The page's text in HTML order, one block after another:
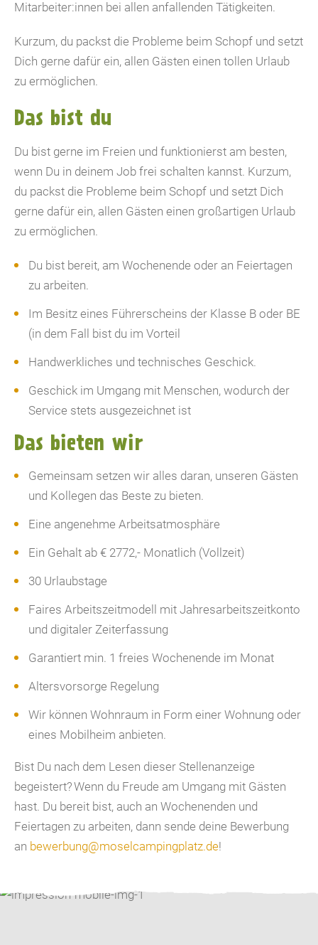
Mitarbeiter:innen bei allen anfallenden Tätigkeiten.
Kurzum, du packst die Probleme beim Schopf und setzt
Dich gerne dafür ein, allen Gästen einen tollen Urlaub
zu ermöglichen.
Das bist du
Du bist gerne im Freien und funktionierst am besten,
wenn Du in deinem Job frei schalten kannst. Kurzum,
du packst die Probleme beim Schopf und setzt Dich
gerne dafür ein, allen Gästen einen großartigen Urlaub
zu ermöglichen.
Du bist bereit, am Wochenende oder an Feiertagen
zu arbeiten.
Im Besitz eines Führerscheins der Klasse B oder BE
(in dem Fall bist du im Vorteil
Handwerkliches und technisches Geschick.
Geschick im Umgang mit Menschen, wodurch der
Service stets ausgezeichnet ist
Das bieten wir
Gemeinsam setzen wir alles daran, unseren Gästen
und Kollegen das Beste zu bieten.
Eine angenehme Arbeitsatmosphäre
Ein Gehalt ab € 2772,- Monatlich (Vollzeit)
30 Urlaubstage
Faires Arbeitszeitmodell mit Jahresarbeitszeitkonto
und digitaler Zeiterfassung
Garantiert min. 1 freies Wochenende im Monat
Altersvorsorge Regelung
Wir können Wohnraum in Form einer Wohnung oder
eines Mobilheim anbieten.
Bist Du nach dem Lesen dieser Stellenanzeige
begeistert? Wenn du Freude am Umgang mit Gästen
hast. Du bereit bist, auch an Wochenenden und
Feiertagen zu arbeiten, dann sende deine Bewerbung
an bewerbung@moselcampingplatz.de!